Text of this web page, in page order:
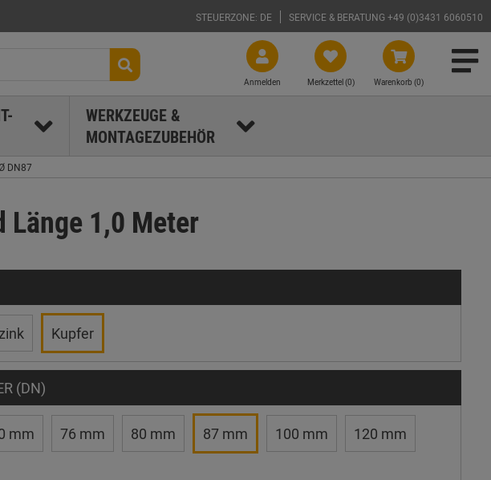
STEUERZONE: DE SERVICE & BERATUNG +49 (0)3431 6060510
Warenkorb (0)
Merkzettel (0)
Anmelden
WERKZEUGE &
MONTAGEZUBEHÖR
DN87
Länge 1,0 Meter
Kupfer
(DN)
mm 76 mm 80 mm 87 mm 100 mm 120 mm